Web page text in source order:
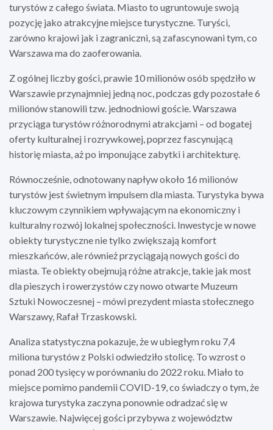
turystów z całego świata. Miasto to ugruntowuje swoją
pozycję jako atrakcyjne miejsce turystyczne. Turyści,
zarówno krajowi jak i zagraniczni, są zafascynowani tym, co
Warszawa ma do zaoferowania.
Z ogólnej liczby gości, prawie 10 milionów osób spędziło w
Warszawie przynajmniej jedną noc, podczas gdy pozostałe 6
milionów stanowili tzw. jednodniowi goście. Warszawa
przyciąga turystów różnorodnymi atrakcjami – od bogatej
oferty kulturalnej i rozrywkowej, poprzez fascynującą
historię miasta, aż po imponujące zabytki i architekturę.
Równocześnie, odnotowany napływ około 16 milionów
turystów jest świetnym impulsem dla miasta. Turystyka bywa
kluczowym czynnikiem wpływającym na ekonomiczny i
kulturalny rozwój lokalnej społeczności. Inwestycje w nowe
obiekty turystyczne nie tylko zwiększają komfort
mieszkańców, ale również przyciągają nowych gości do
miasta. Te obiekty obejmują różne atrakcje, takie jak most
dla pieszych i rowerzystów czy nowo otwarte Muzeum
Sztuki Nowoczesnej – mówi prezydent miasta stołecznego
Warszawy, Rafał Trzaskowski.
Analiza statystyczna pokazuje, że w ubiegłym roku 7,4
miliona turystów z Polski odwiedziło stolicę. To wzrost o
ponad 200 tysięcy w porównaniu do 2022 roku. Miało to
miejsce pomimo pandemii COVID-19, co świadczy o tym, że
krajowa turystyka zaczyna ponownie odradzać się w
Warszawie. Najwięcej gości przybywa z województw